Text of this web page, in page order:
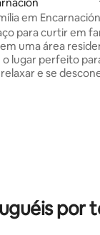
de 5, 51
em Encarnación
para curtir em
uma área
o lugar perfeito
e se
por